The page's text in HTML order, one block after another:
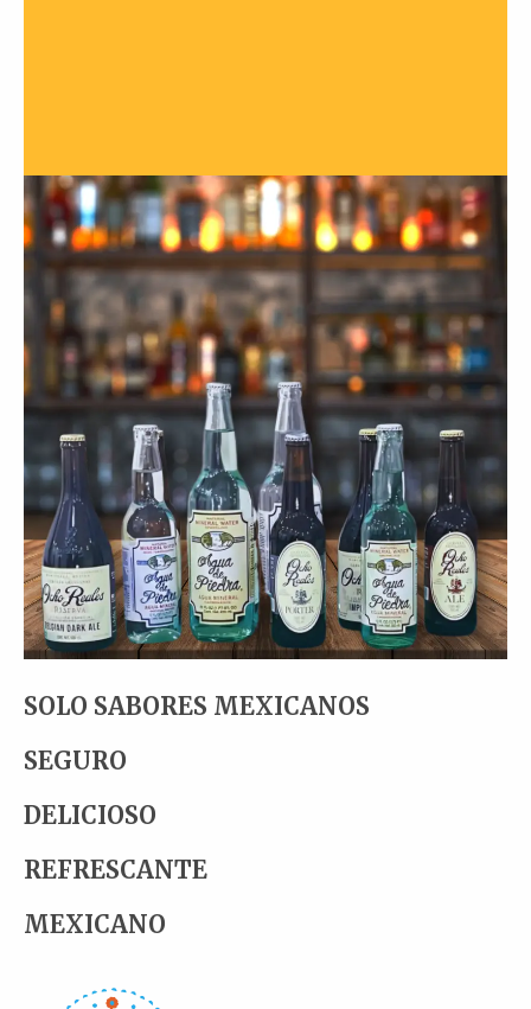
SOLO SABORES MEXICANOS
SEGURO
DELICIOSO
REFRESCANTE
MEXICANO